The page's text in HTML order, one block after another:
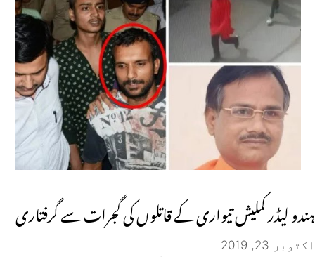
ہندو لیڈر کملیش تیواری کے قاتلوں کی گجرات سے گرفتاری
اکتوبر 23, 2019